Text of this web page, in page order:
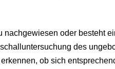
oder besteht
des
ob sich